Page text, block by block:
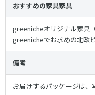
おすすめの家具家具
greenicheオリジナル家具（
greenicheでお求めの北欧
備考
お届けするパッケージは、